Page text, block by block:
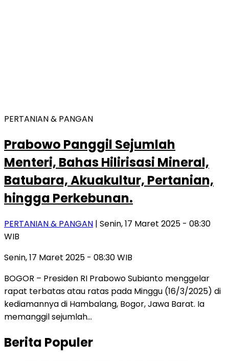
PERTANIAN & PANGAN
Prabowo Panggil Sejumlah
Menteri, Bahas Hilirisasi Mineral,
Batubara, Akuakultur, Pertanian,
hingga Perkebunan.
PERTANIAN & PANGAN | Senin, 17 Maret 2025 - 08:30
WIB
Senin, 17 Maret 2025 - 08:30 WIB
BOGOR – Presiden RI Prabowo Subianto menggelar
rapat terbatas atau ratas pada Minggu (16/3/2025) di
kediamannya di Hambalang, Bogor, Jawa Barat. Ia
memanggil sejumlah…
Berita Populer